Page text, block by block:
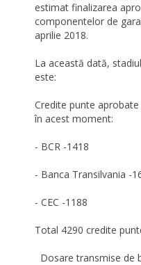
estimat finalizarea
componentelor de
aprilie 2018.
La această dată,
este:
Credite punte
în acest moment:
- BCR -1418
- Banca Transilvania -
- CEC -1188
Total 4290 credite
Dosare transmise de